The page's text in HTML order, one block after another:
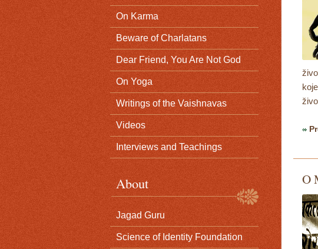
O
On Karma
Beware of Charlatans
Dear Friend, You Are Not God
On Yoga
Writings of the Vaishnavas
Videos
Interviews and Teachings
About
Jagad Guru
Science of Identity Foundation